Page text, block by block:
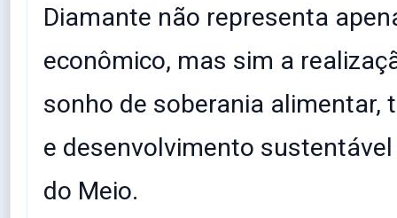
Diamante não representa
econômico, mas sim a
sonho de soberania alimentar,
e desenvolvimento
do Meio.